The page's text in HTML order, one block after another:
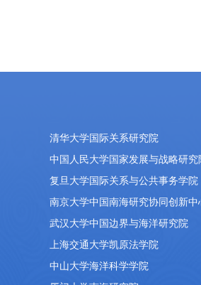
清华大学国际关系研究院
中国人民大学国家发展与战略研究
复旦大学国际关系与公共事务学院
南京大学中国南海研究协同创新中
武汉大学中国边界与海洋研究院
上海交通大学凯原法学院
中山大学海洋科学学院